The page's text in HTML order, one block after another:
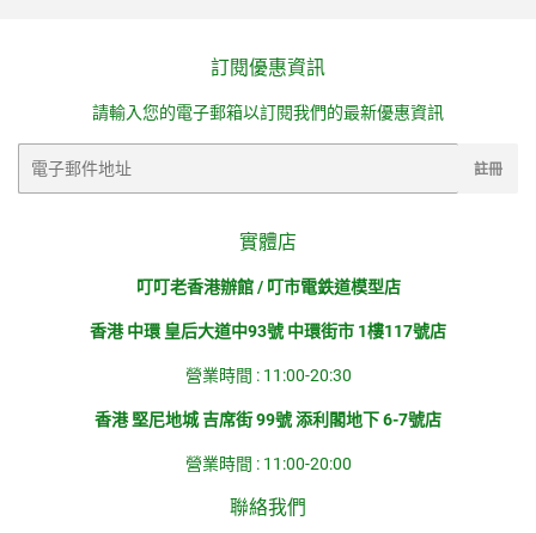
佈
訂閱優惠資訊
請輸入您的電子郵箱以訂閱我們的最新優惠資訊
電
子
註冊
實體店
叮叮老香港辦館 / 叮市電鉄道模型店
香港 中環 皇后大道中93號 中環街市 1樓117號店
營業時間 : 11:00-20:30
香港 堅尼地城 吉席街 99號 添利閣地下 6-7號店
營業時間 : 11:00-20:00
聯絡我們